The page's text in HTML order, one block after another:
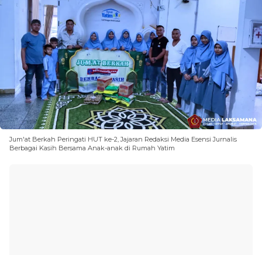
Jum'at Berkah Peringati HUT ke-2, Jajaran Redaksi Media Esensi Jurnalis
Berbagai Kasih Bersama Anak-anak di Rumah Yatim